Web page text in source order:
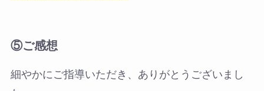
⑤ご感想
細やかにご指導いただき、ありがとうございまし